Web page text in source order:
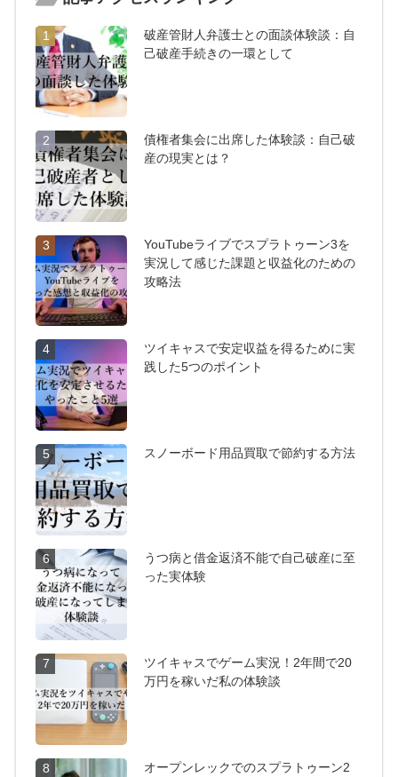
1
破産管財人弁護士との面談体験談：自
己破産手続きの一環として
2
債権者集会に出席した体験談：自己破
産の現実とは？
3
YouTubeライブでスプラトゥーン3を
実況して感じた課題と収益化のための
攻略法
4
ツイキャスで安定収益を得るために実
践した5つのポイント
5 スノーボード用品買取で節約する方法
6
うつ病と借金返済不能で自己破産に至
った実体験
7
ツイキャスでゲーム実況！2年間で20
万円を稼いだ私の体験談
8
オープンレックでのスプラトゥーン2